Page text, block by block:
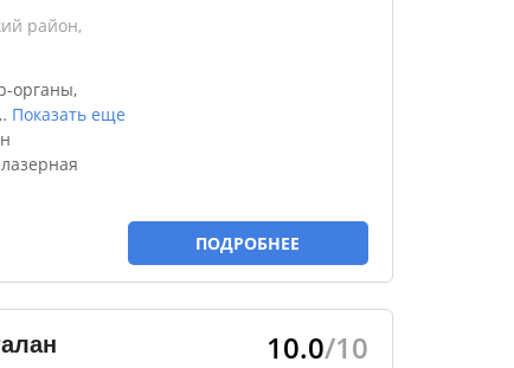
район,
органы,
Показать еще
ПОДРОБНЕЕ
10.0/10